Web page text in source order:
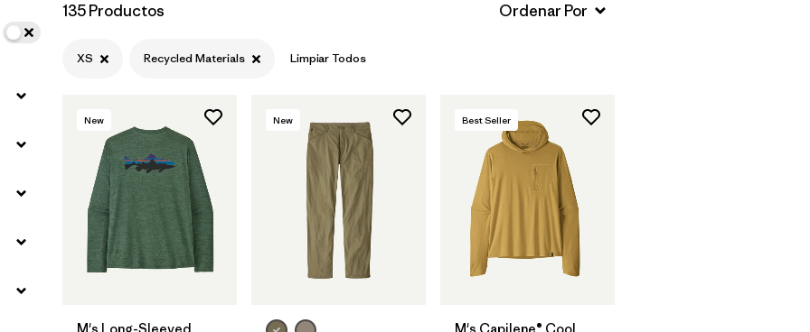
135 Productos
XS Recycled Materials Limpiar Todos
New
M's Long-Sleeved
New Best Seller
M's Capilene® Cool